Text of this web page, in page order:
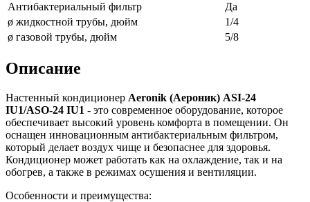
Антибактериальный фильтр
Да
ø жидкостной трубы, дюйм
1/4
ø газовой трубы, дюйм
5/8
Описание
Настенный кондиционер Aeronik (Аероник) ASI-24
IU1/ASO-24 IU1 - это современное оборудование, которое
обеспечивает высокий уровень комфорта в помещении. Он
оснащен инновационным антибактериальным фильтром,
который делает воздух чище и безопаснее для здоровья.
Кондиционер может работать как на охлаждение, так и на
обогрев, а также в режимах осушения и вентиляции.
Особенности и преимущества: